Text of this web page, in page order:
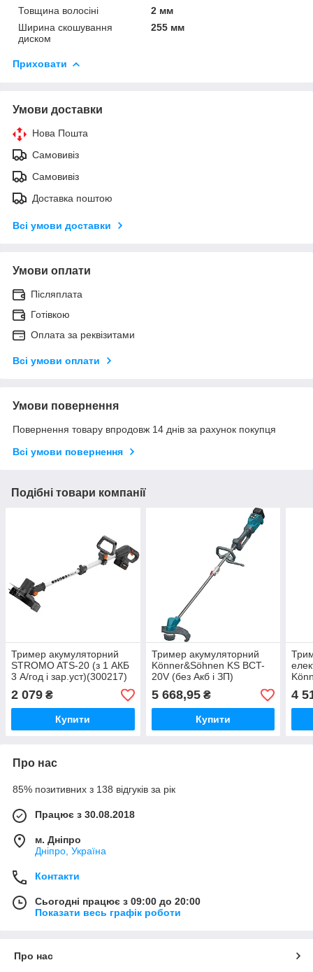
Товщина волосіні
2 мм
Ширина скошування
диском
255 мм
Приховати
Умови доставки
Нова Пошта
Самовивіз
Самовивіз
Доставка поштою
Всі умови доставки
Умови оплати
Післяплата
Готівкою
Оплата за реквізитами
Всі умови оплати
Умови повернення
Повернення товару впродовж 14 днів за рахунок покупця
Всі умови повернення
Подібні товари компанії
Тример акумуляторний
STROMO ATS-20 (з 1 АКБ
3 А/год і зар.уст)(300217)
2 079 ₴
Купити
Тример акумуляторний
Könner&Söhnen KS BCT-
20V (без Акб і ЗП)
5 668,95₴
Купити
4
Про нас
85% позитивних з 138 відгуків за рік
Працює з 30.08.2018
м. Дніпро
Дніпро, Україна
Контакти
Сьогодні працює з 09:00 до 20:00
Показати весь графік роботи
Про нас